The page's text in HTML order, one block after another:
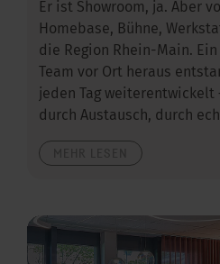
Er ist Showroom, ja. Aber
Homebase, Bühne,
die Region Rhein-Main.
Team vor Ort heraus
jeden Tag weiterentwickelt
durch Austausch, durch